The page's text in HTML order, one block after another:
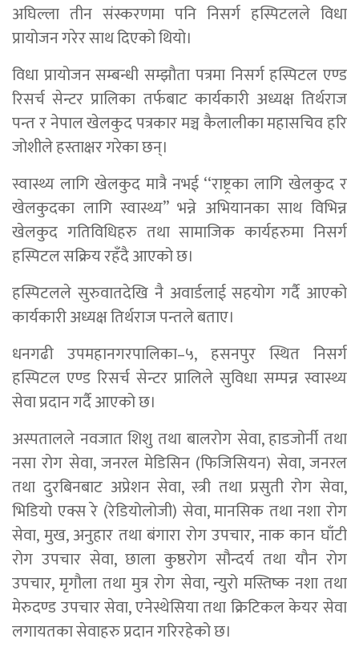
अघिल्ला तीन संस्करणमा पनि निसर्ग हस्पिटलले विधा
प्रायोजन गरेर साथ दिएको थियो।
विधा प्रायोजन सम्बन्धी सम्झौता पत्रमा निसर्ग हस्पिटल एण्ड
रिसर्च सेन्टर प्रालिका तर्फबाट कार्यकारी अध्यक्ष तिर्थराज
पन्त र नेपाल खेलकुद पत्रकार मञ्च कैलालीका महासचिव हरि
जोशीले हस्ताक्षर गरेका छन्।
स्वास्थ्य लागि खेलकुद मात्रै नभई ‘‘राष्ट्रका लागि खेलकुद र
खेलकुदका लागि स्वास्थ्य’’ भन्ने अभियानका साथ विभिन्न
खेलकुद गतिविधिहरु तथा सामाजिक कार्यहरुमा निसर्ग
हस्पिटल सक्रिय रहँदै आएको छ।
हस्पिटलले सुरुवातदेखि नै अवार्डलाई सहयोग गर्दै आएको
कार्यकारी अध्यक्ष तिर्थराज पन्तले बताए।
धनगढी उपमहानगरपालिका–५, हसनपुर स्थित निसर्ग
हस्पिटल एण्ड रिसर्च सेन्टर प्रालिले सुविधा सम्पन्न स्वास्थ्य
सेवा प्रदान गर्दै आएको छ।
अस्पतालले नवजात शिशु तथा बालरोग सेवा, हाडजोर्नी तथा
नसा रोग सेवा, जनरल मेडिसिन (फिजिसियन) सेवा, जनरल
तथा दुरबिनबाट अप्रेशन सेवा, स्त्री तथा प्रसुती रोग सेवा,
भिडियो एक्स रे (रेडियोलोजी) सेवा, मानसिक तथा नशा रोग
सेवा, मुख, अनुहार तथा बंगारा रोग उपचार, नाक कान घाँटी
रोग उपचार सेवा, छाला कुष्ठरोग सौन्दर्य तथा यौन रोग
उपचार, मृगौला तथा मुत्र रोग सेवा, न्युरो मस्तिष्क नशा तथा
मेरुदण्ड उपचार सेवा, एनेस्थेसिया तथा क्रिटिकल केयर सेवा
लगायतका सेवाहरु प्रदान गरिरहेको छ।